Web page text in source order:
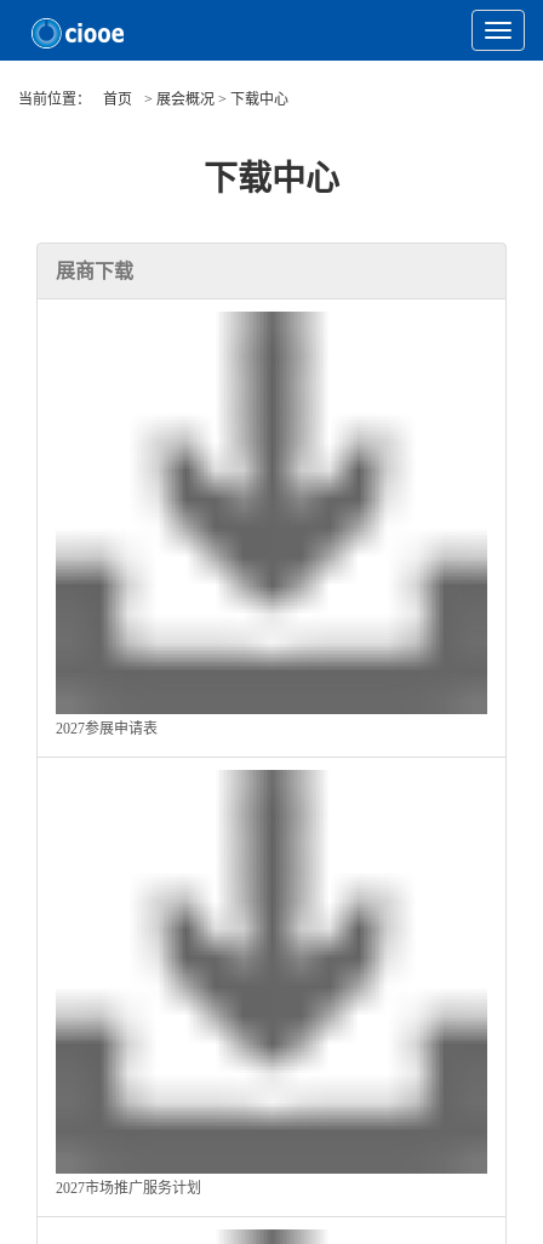
Toggle
当前位置：
首页 > 展会概况 > 下载中心
下载中心
展商下载
2027参展申请表
2027市场推广服务计划